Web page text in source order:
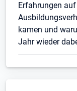
Erfahrungen
kamen und
Jahr wieder